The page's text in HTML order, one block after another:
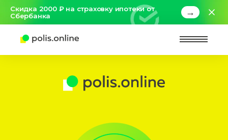
Скидка 2000 ₽ на страховку ипотеки от
Сбербанка
→